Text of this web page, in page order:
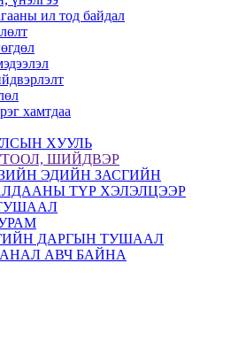
ил тод байдал
хамтдаа
ХУУЛЬ
ШИЙДВЭР
ЭДИЙН ЗАСГИЙН
ТҮР ХЭЛЭЛЦЭЭР
ДАРГЫН ТУШААЛ
АВЧ БАЙНА